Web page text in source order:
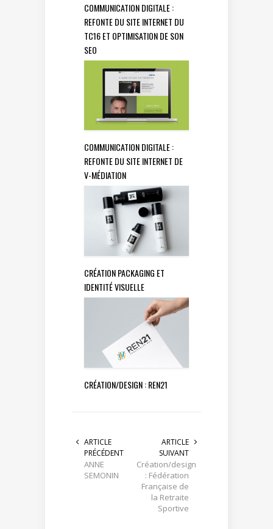
COMMUNICATION DIGITALE :
REFONTE DU SITE INTERNET DU
TC16 ET OPTIMISATION DE SON
SEO
COMMUNICATION DIGITALE :
REFONTE DU SITE INTERNET DE
V-MÉDIATION
CRÉATION PACKAGING ET
IDENTITÉ VISUELLE
CRÉATION/DESIGN : REN21
ARTICLE
PRÉCÉDENT
ANNE
SEMONIN
ARTICLE
SUIVANT
Création/design
: Fédération
Française de
la Retraite
Sportive